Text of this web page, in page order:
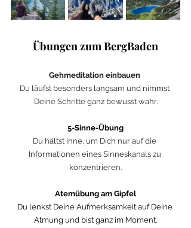
Übungen zum BergBaden
Gehmeditation einbauen
Du läufst besonders langsam und nimmst
Deine Schritte ganz bewusst wahr.
5-Sinne-Übung
Du hältst inne, um Dich nur auf die
Informationen eines Sinneskanals zu
konzentrieren.
Atemübung am Gipfel
Du lenkst Deine Aufmerksamkeit auf Deine
Atmung und bist ganz im Moment.